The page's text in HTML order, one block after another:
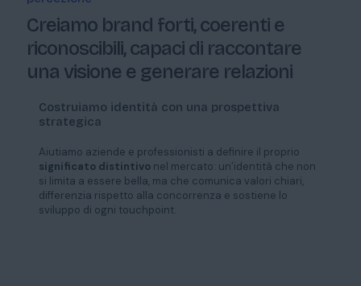
Creiamo brand forti, coerenti e
riconoscibili, capaci di raccontare
una visione e generare relazioni
Costruiamo identità con una prospettiva
strategica
Aiutiamo aziende e professionisti a definire il proprio
significato distintivo nel mercato: un’identità che non
si limita a essere bella, ma che comunica valori chiari,
differenzia rispetto alla concorrenza e sostiene lo
sviluppo di ogni touchpoint.